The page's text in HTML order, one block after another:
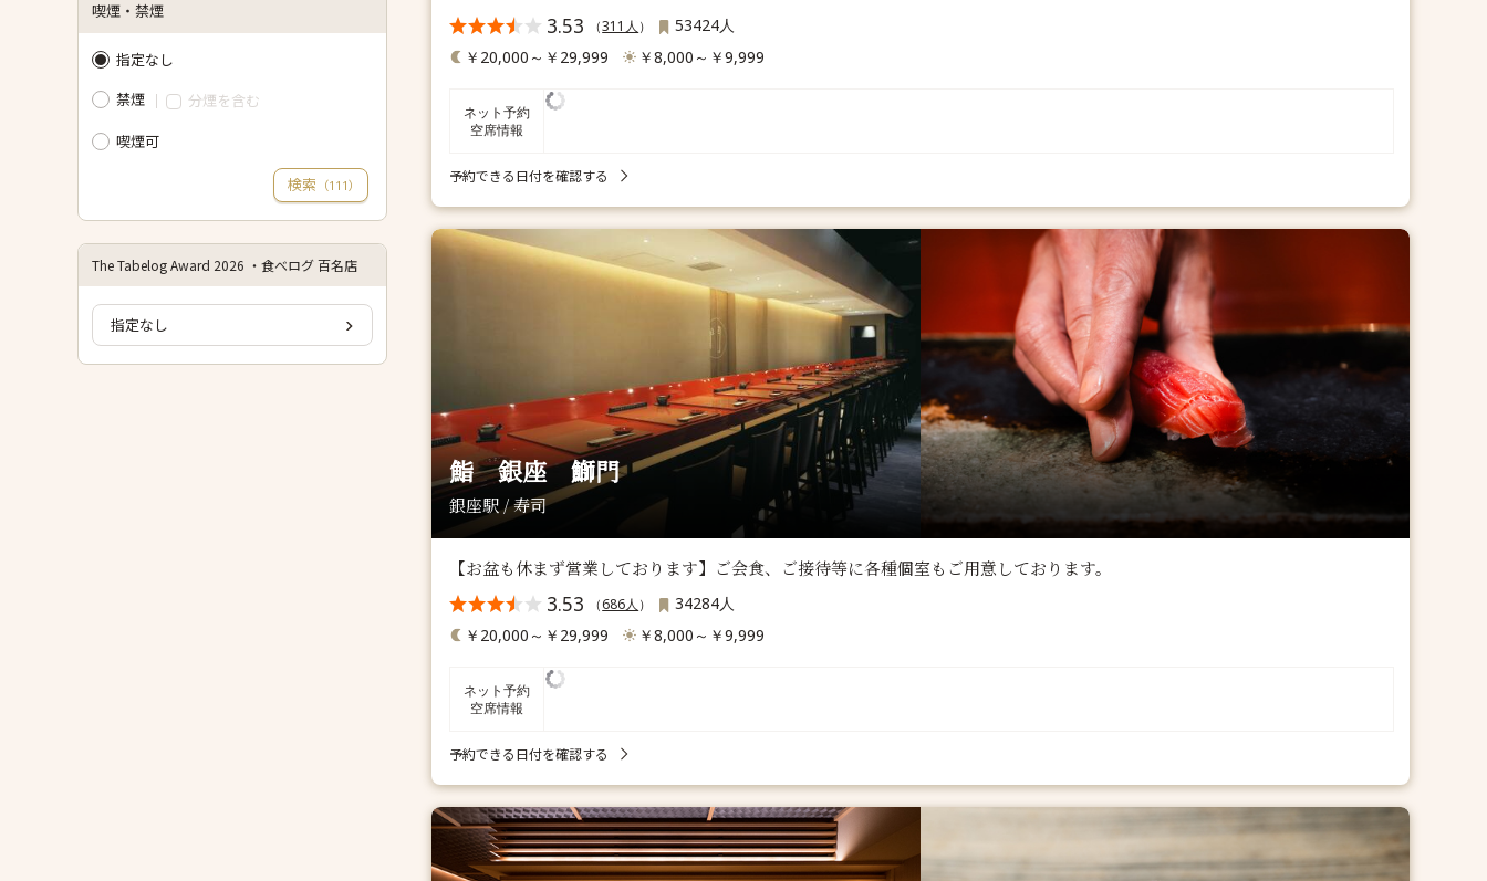
喫煙・禁煙
指定なし
禁煙
分煙を含む
喫煙可
検索 （111）
The Tabelog Award 2026 ・食べログ 百名店
指定なし
3.53 （311人 ）
53424人
￥20,000～￥29,999
￥8,000～￥9,999
ネット予約
空席情報
予約できる日付を確認する
鮨 銀座 鰤門
銀座駅 / 寿司
【お盆も休まず営業しております】ご会食、ご接待等に各種個室もご用意しております。
3.53 （686人 ）
34284人
￥20,000～￥29,999
￥8,000～￥9,999
ネット予約
空席情報
予約できる日付を確認する